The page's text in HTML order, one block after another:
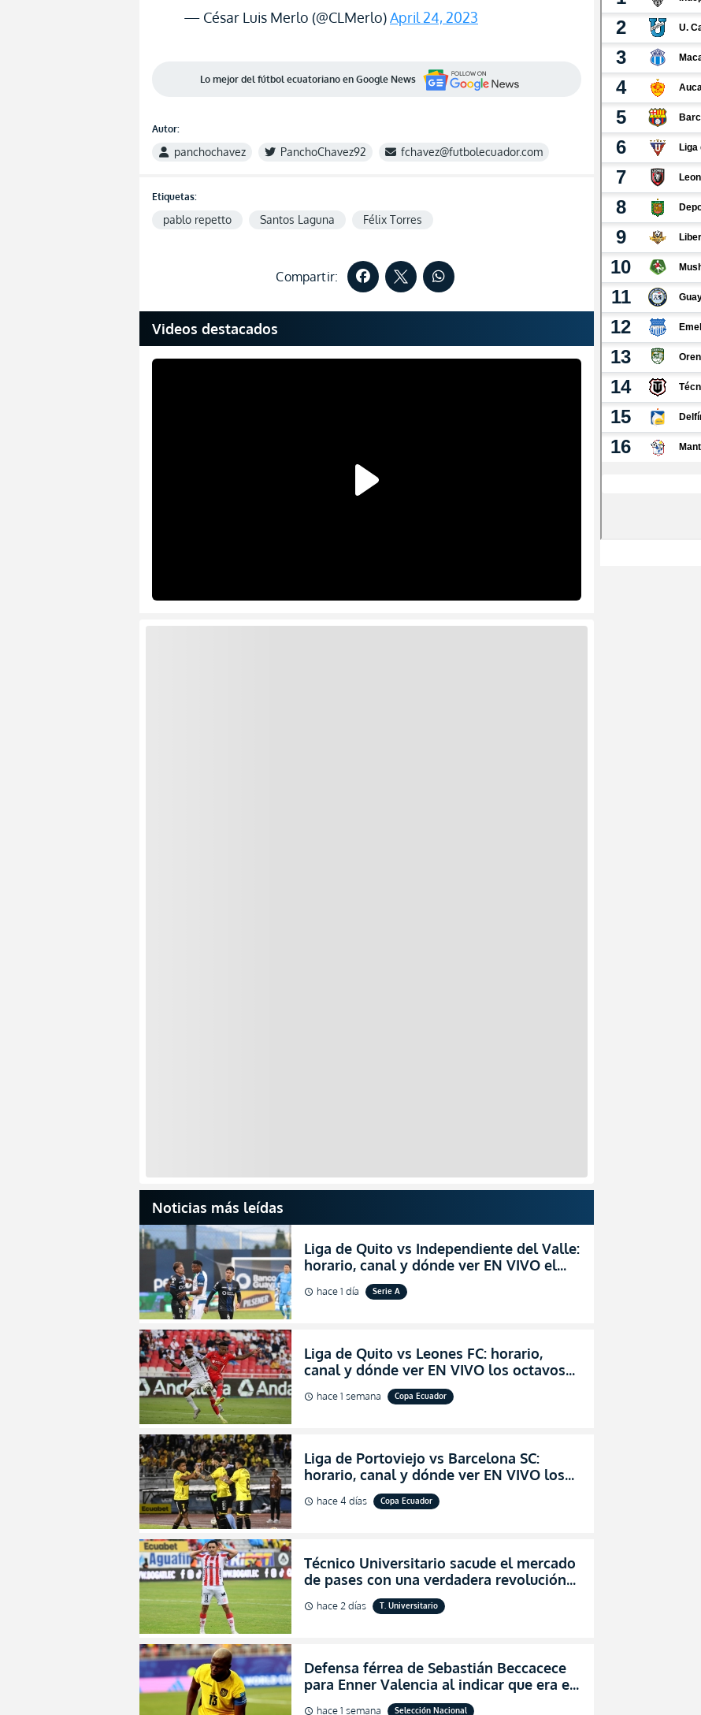
— César Luis Merlo (@CLMerlo)April 24, 2023
Lo mejor del fútbol ecuatoriano en Google News
Autor:
panchochavez PanchoChavez92 fchavez@futbolecuador.com
Etiquetas:
pablo repetto Santos Laguna Félix Torres
Compartir:
Videos destacados
Noticias más leídas
Liga de Quito vs Independiente del Valle:
horario, canal y dónde ver EN VIVO el
partidazo por la fecha 24 de la LigaPro
2026
schedule hace 1 día Serie A
Liga de Quito vs Leones FC: horario,
canal y dónde ver EN VIVO los octavos
de final de la Copa Ecuador 2026
schedule hace 1 semana Copa Ecuador
Liga de Portoviejo vs Barcelona SC:
horario, canal y dónde ver EN VIVO los
octavos de final de la Copa Ecuador 2026
schedule hace 4 días Copa Ecuador
Técnico Universitario sacude el mercado
de pases con una verdadera revolución
para asegurar la permanencia (FOTO)
schedule hace 2 días T. Universitario
Defensa férrea de Sebastián Beccacece
para Enner Valencia al indicar que era el
hombre indicado para Ecuador
schedule hace 1 semana Selección Nacional